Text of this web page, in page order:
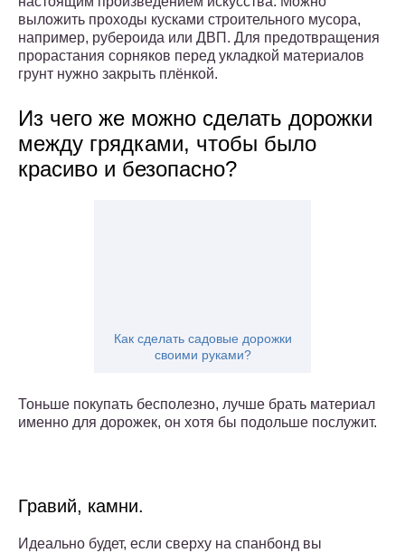
выложить проходы кусками строительного мусора,
например, рубероида или ДВП. Для предотвращения
прорастания сорняков перед укладкой материалов
грунт нужно закрыть плёнкой.
Из чего же можно сделать дорожки
между грядками, чтобы было
красиво и безопасно?
Как сделать садовые дорожки
своими руками?
Тоньше покупать бесполезно, лучше брать материал
именно для дорожек, он хотя бы подольше послужит.
Гравий, камни.
Идеально будет, если сверху на спанбонд вы